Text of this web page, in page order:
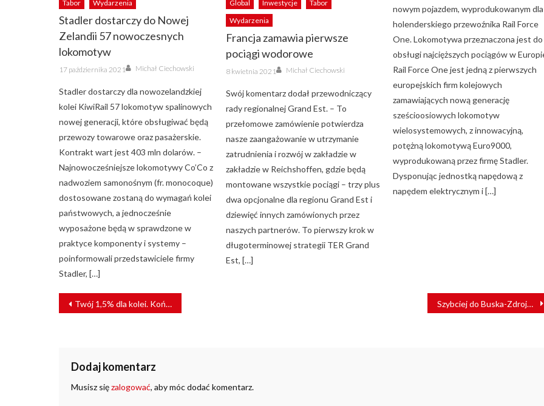
Tabor Wydarzenia
Stadler dostarczy do Nowej
Zelandii 57 nowoczesnych
lokomotyw
Posted
on
17 października 2021 Author
Michał Ciechowski
Stadler dostarczy dla nowozelandzkiej
kolei KiwiRail 57 lokomotyw spalinowych
nowej generacji, które obsługiwać będą
przewozy towarowe oraz pasażerskie.
Kontrakt wart jest 403 mln dolarów. –
Najnowocześniejsze lokomotywy Co’Co z
nadwoziem samonośnym (fr. monocoque)
dostosowane zostaną do wymagań kolei
państwowych, a jednocześnie
wyposażone będą w sprawdzone w
praktyce komponenty i systemy –
poinformowali przedstawiciele firmy
Stadler, […]
Global Inwestycje
Tabor
Wydarzenia
Francja zamawia pierwsze
pociągi wodorowe
Posted
on
8 kwietnia 2021 Author
Michał Ciechowski
Swój komentarz dodał przewodniczący
rady regionalnej Grand Est. – To
przełomowe zamówienie potwierdza
nasze zaangażowanie w utrzymanie
zatrudnienia i rozwój w zakładzie w
zakładzie w Reichshoffen, gdzie będą
montowane wszystkie pociągi – trzy plus
dwa opcjonalne dla regionu Grand Est i
dziewięć innych zamówionych przez
naszych partnerów. To pierwszy krok w
długoterminowej strategii TER Grand
Est, […]
nowym pojazdem, wyprodukowanym dla
holenderskiego przewoźnika Rail Force
One. Lokomotywa przeznaczona jest do
obsługi najcięższych pociągów w
Rail Force One jest jedną z pierwszych
europejskich firm kolejowych
zamawiających nową generację
sześcioosiowych lokomotyw
wielosystemowych, z innowacyjną,
potężną lokomotywą Euro9000,
wyprodukowaną przez firmę Stadler.
Dysponując jednostką napędową z
napędem elektrycznym i […]
NAWIGACJA
WPISU
Twój 1,5% dla kolei. Kończy się czas na wsparcie Fundacji ProKolej Szybciej do Buska-Zdroju, powrót pociągów do Staszowa i Połańca. Trwają prace
Dodaj komentarz
Musisz sięzalogować, aby móc dodać komentarz.